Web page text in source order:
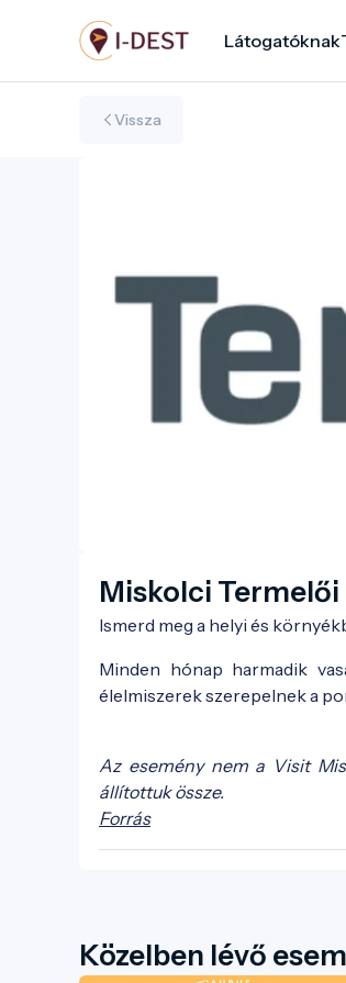
tartalomra
Látogatóknak
Vissza
Miskolci Termelői
Ismerd meg a helyi és
Minden hónap harmadik
élelmiszerek szerepelnek a
Az esemény nem a Visit
állítottuk össze.
Forrás
Közelben lévő